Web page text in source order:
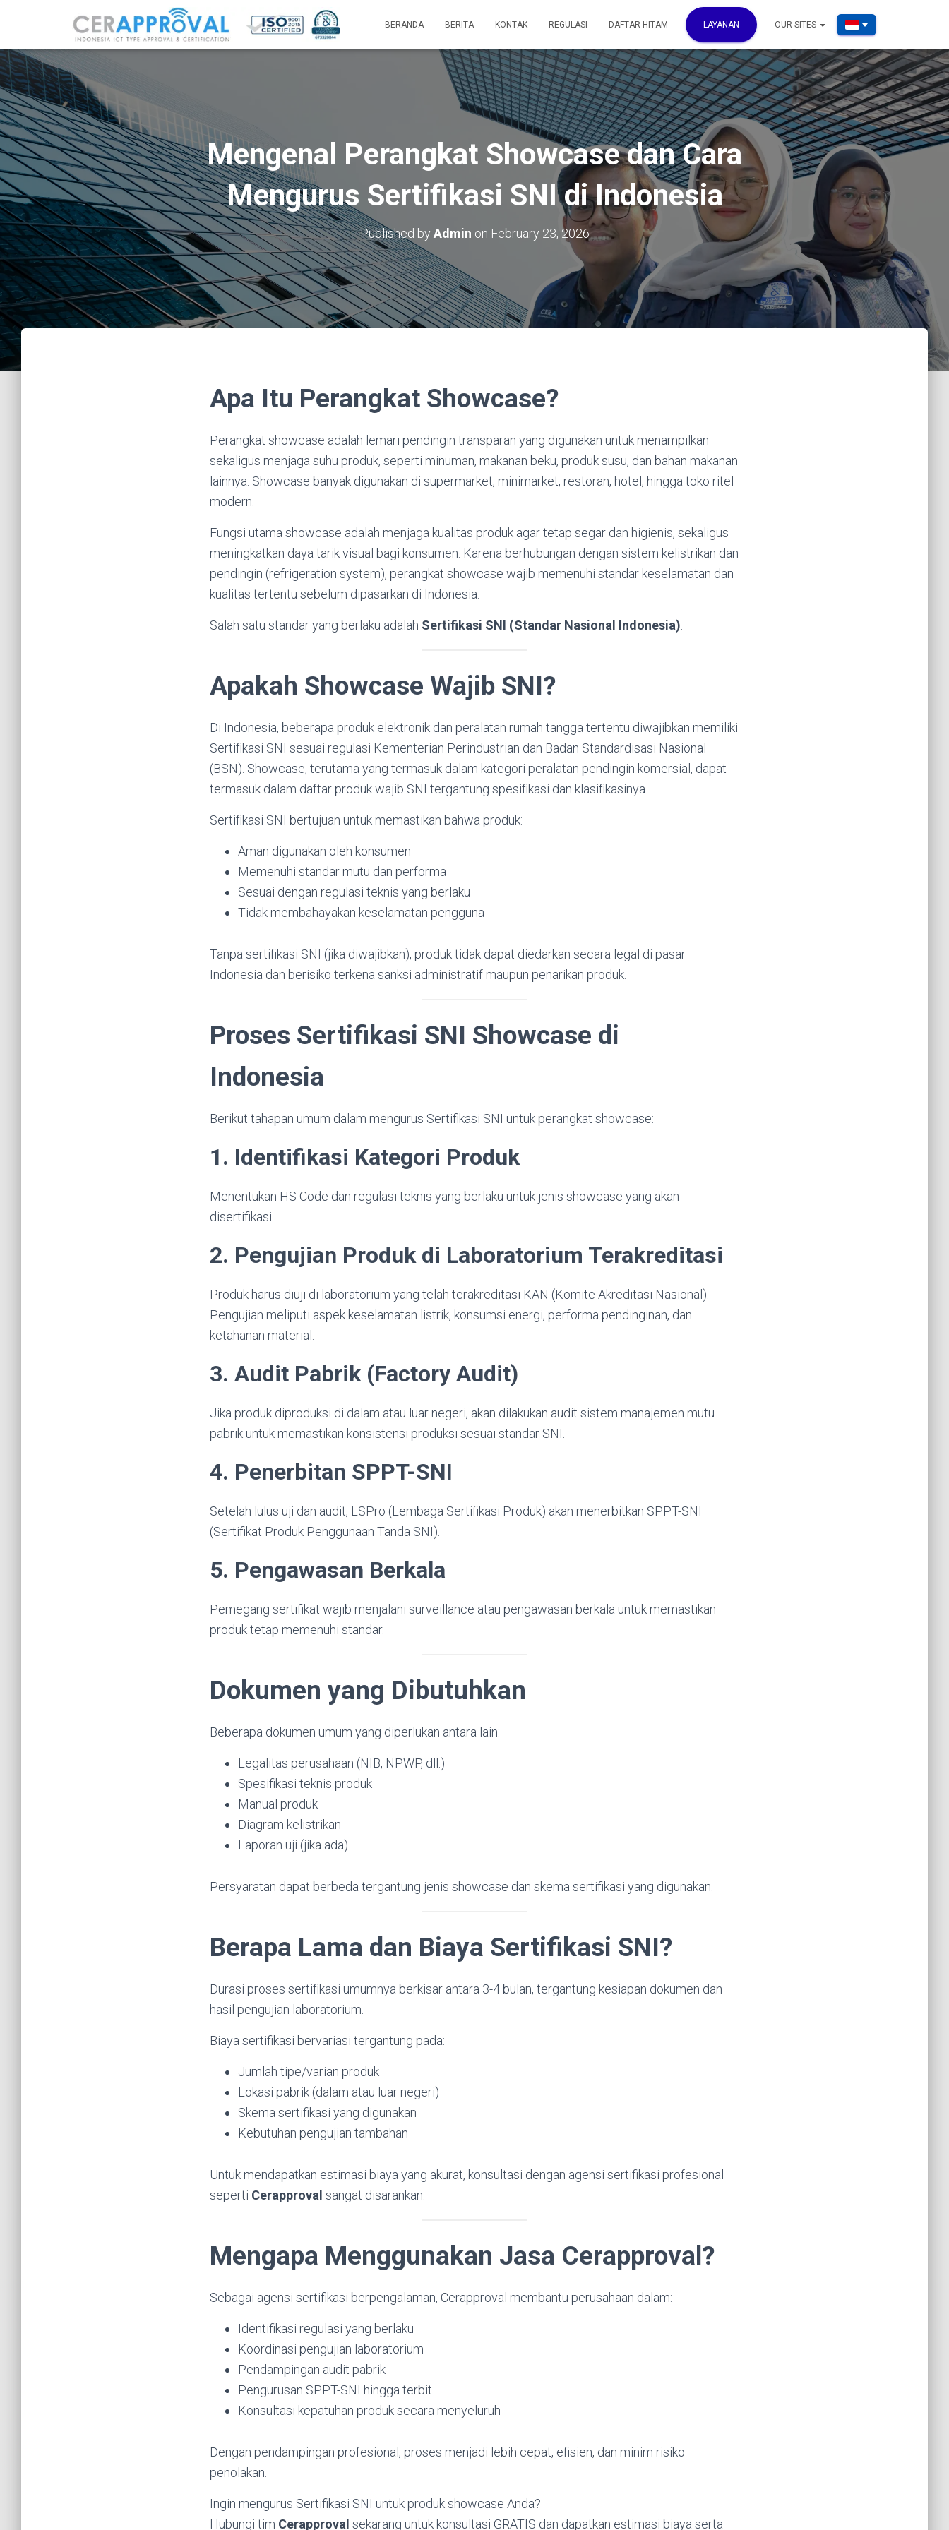
BERANDA BERITA KONTAK REGULASI DAFTAR HITAM LAYANAN OUR SITES
Mengenal Perangkat Showcase dan Cara
Mengurus Sertifikasi SNI di Indonesia
Published by Admin on February 23, 2026
Apa Itu Perangkat Showcase?
Perangkat showcase adalah lemari pendingin transparan yang digunakan untuk menampilkan
sekaligus menjaga suhu produk, seperti minuman, makanan beku, produk susu, dan bahan makanan
lainnya. Showcase banyak digunakan di supermarket, minimarket, restoran, hotel, hingga toko ritel
modern.
Fungsi utama showcase adalah menjaga kualitas produk agar tetap segar dan higienis, sekaligus
meningkatkan daya tarik visual bagi konsumen. Karena berhubungan dengan sistem kelistrikan dan
pendingin (refrigeration system), perangkat showcase wajib memenuhi standar keselamatan dan
kualitas tertentu sebelum dipasarkan di Indonesia.
Salah satu standar yang berlaku adalah Sertifikasi SNI (Standar Nasional Indonesia)
Apakah Showcase Wajib SNI?
Di Indonesia, beberapa produk elektronik dan peralatan rumah tangga tertentu diwajibkan memiliki
Sertifikasi SNI sesuai regulasi Kementerian Perindustrian dan Badan Standardisasi Nasional
(BSN). Showcase, terutama yang termasuk dalam kategori peralatan pendingin komersial, dapat
termasuk dalam daftar produk wajib SNI tergantung spesifikasi dan klasifikasinya.
Sertifikasi SNI bertujuan untuk memastikan bahwa produk:
Aman digunakan oleh konsumen
Memenuhi standar mutu dan performa
Sesuai dengan regulasi teknis yang berlaku
Tidak membahayakan keselamatan pengguna
Tanpa sertifikasi SNI (jika diwajibkan), produk tidak dapat diedarkan secara legal di pasar
Indonesia dan berisiko terkena sanksi administratif maupun penarikan produk.
Proses Sertifikasi SNI Showcase di
Indonesia
Berikut tahapan umum dalam mengurus Sertifikasi SNI untuk perangkat showcase:
1. Identifikasi Kategori Produk
Menentukan HS Code dan regulasi teknis yang berlaku untuk jenis showcase yang akan
disertifikasi.
2. Pengujian Produk di Laboratorium Terakreditasi
Produk harus diuji di laboratorium yang telah terakreditasi KAN (Komite Akreditasi Nasional).
Pengujian meliputi aspek keselamatan listrik, konsumsi energi, performa pendinginan, dan
ketahanan material.
3. Audit Pabrik (Factory Audit)
Jika produk diproduksi di dalam atau luar negeri, akan dilakukan audit sistem manajemen mutu
pabrik untuk memastikan konsistensi produksi sesuai standar SNI.
4. Penerbitan SPPT-SNI
Setelah lulus uji dan audit, LSPro (Lembaga Sertifikasi Produk) akan menerbitkan SPPT-SNI
(Sertifikat Produk Penggunaan Tanda SNI).
5. Pengawasan Berkala
Pemegang sertifikat wajib menjalani surveillance atau pengawasan berkala untuk memastikan
produk tetap memenuhi standar.
Dokumen yang Dibutuhkan
Beberapa dokumen umum yang diperlukan antara lain:
Legalitas perusahaan (NIB, NPWP, dll.)
Spesifikasi teknis produk
Manual produk
Diagram kelistrikan
Laporan uji (jika ada)
Persyaratan dapat berbeda tergantung jenis showcase dan skema sertifikasi yang digunakan.
Berapa Lama dan Biaya Sertifikasi SNI?
Durasi proses sertifikasi umumnya berkisar antara 3-4 bulan, tergantung kesiapan dokumen dan
hasil pengujian laboratorium.
Biaya sertifikasi bervariasi tergantung pada:
Jumlah tipe/varian produk
Lokasi pabrik (dalam atau luar negeri)
Skema sertifikasi yang digunakan
Kebutuhan pengujian tambahan
Untuk mendapatkan estimasi biaya yang akurat, konsultasi dengan agensi sertifikasi profesional
seperti Cerapproval sangat disarankan.
Mengapa Menggunakan Jasa Cerapproval?
Sebagai agensi sertifikasi berpengalaman, Cerapproval membantu perusahaan dalam:
Identifikasi regulasi yang berlaku
Koordinasi pengujian laboratorium
Pendampingan audit pabrik
Pengurusan SPPT-SNI hingga terbit
Konsultasi kepatuhan produk secara menyeluruh
Dengan pendampingan profesional, proses menjadi lebih cepat, efisien, dan minim risiko
penolakan.
Ingin mengurus Sertifikasi SNI untuk produk showcase Anda?
Hubungi tim Cerapproval sekarang untuk konsultasi GRATIS dan dapatkan estimasi biaya serta